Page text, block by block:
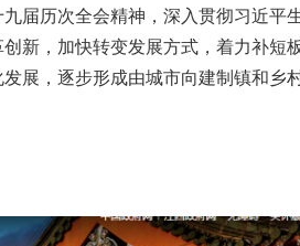
届历次全会精神，深入贯彻习近
新，加快转变发展方式，着力补短
展，逐步形成由城市向建制镇和乡